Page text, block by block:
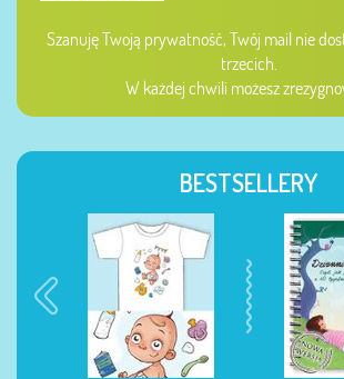
Szanuję Twoją prywatność, Twój mail nie
trzecich.
W każdej chwili możesz
BESTSELLERY